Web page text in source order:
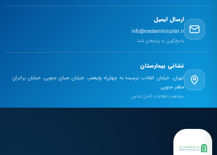
ارسال ایمیل
info@madaenhospital.ir
پاسخ‌گویی به پیام‌های شما
نشانی بیمارستان
تهران، خیابان انقلاب، نرسیده به چهارراه ولیعصر، خیابان صبای جنوبی، خیابان برادران
مظفر جنوبی
مشاهده اطلاعات کامل تماس